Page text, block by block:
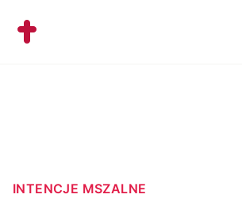
Workflow
INTENCJE MSZALNE